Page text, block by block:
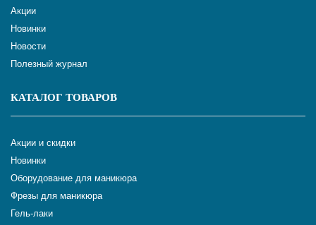
Акции
Новинки
Новости
Полезный журнал
КАТАЛОГ ТОВАРОВ
Акции и скидки
Новинки
Оборудование для маникюра
Фрезы для маникюра
Гель-лаки